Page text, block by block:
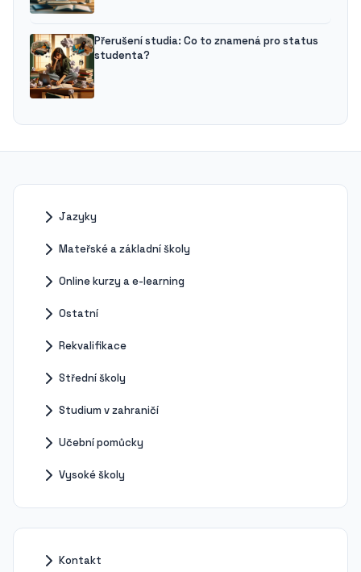
Přerušení studia: Co to znamená pro status
studenta?
Jazyky
Mateřské a základní školy
Online kurzy a e-learning
Ostatní
Rekvalifikace
Střední školy
Studium v zahraničí
Učební pomůcky
Vysoké školy
Kontakt